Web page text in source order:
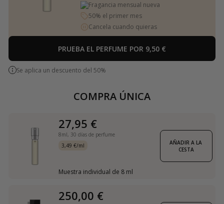
Fragancia mensual nueva
50% el primer mes
Cancela cuando quieras
PRUEBA EL PERFUME POR 9,50 €
Se aplica un descuento del 50%
COMPRA ÚNICA
27,95 €
8ml, 30 días de perfume
3,49 €/ml
Muestra individual de 8 ml
AÑADIR A LA
CESTA
250,00 €